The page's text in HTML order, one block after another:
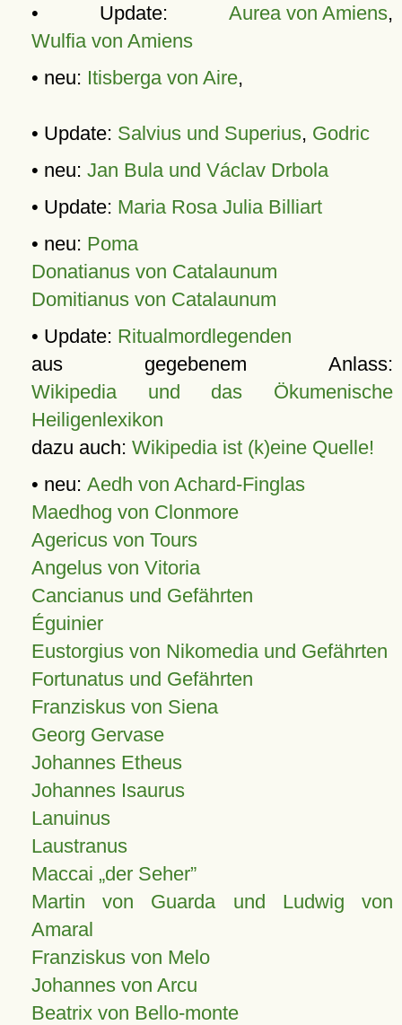
• Update: Aurea von Amiens,
Wulfia von Amiens
• neu: Itisberga von Aire,
• Update: Salvius und Superius, Godric
• neu: Jan Bula und Václav Drbola
• Update: Maria Rosa Julia Billiart
• neu: Poma
Donatianus von Catalaunum
Domitianus von Catalaunum
• Update: Ritualmordlegenden
aus gegebenem Anlass:
Wikipedia und das Ökumenische
Heiligenlexikon
dazu auch: Wikipedia ist (k)eine Quelle!
• neu: Aedh von Achard-Finglas
Maedhog von Clonmore
Agericus von Tours
Angelus von Vitoria
Cancianus und Gefährten
Éguinier
Eustorgius von Nikomedia und Gefährten
Fortunatus und Gefährten
Franziskus von Siena
Georg Gervase
Johannes Etheus
Johannes Isaurus
Lanuinus
Laustranus
Maccai „der Seher”
Martin von Guarda und Ludwig von
Amaral
Franziskus von Melo
Johannes von Arcu
Beatrix von Bello-monte